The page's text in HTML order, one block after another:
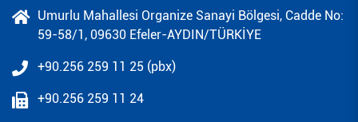
Umurlu Mahallesi Organize Sanayi Bölgesi, Cadde No:
59-58/1, 09630 Efeler-AYDIN/TÜRKİYE
+90.256 259 11 25 (pbx)
+90.256 259 11 24